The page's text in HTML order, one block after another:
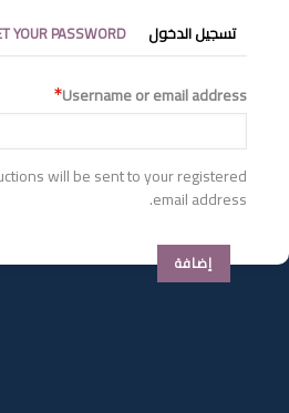
التبويبات
الأساسية
تسجيل الدخول YOUR PASSWORD
Username or email address
will be sent to your registered
email address.